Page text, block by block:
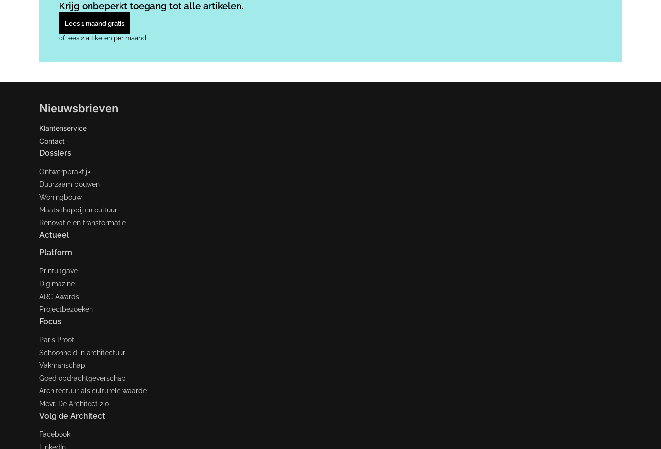
Krijg onbeperkt toegang tot alle artikelen.
Lees 1 maand gratis
of lees 2 artikelen per maand
Nieuwsbrieven
Klantenservice
Contact
Dossiers
Ontwerppraktijk
Duurzaam bouwen
Woningbouw
Maatschappij en cultuur
Renovatie en transformatie
Actueel
Platform
Printuitgave
Digimazine
ARC Awards
Projectbezoeken
Focus
Paris Proof
Schoonheid in architectuur
Vakmanschap
Goed opdrachtgeverschap
Architectuur als culturele waarde
Mevr. De Architect 2.0
Volg de Architect
Facebook
LinkedIn